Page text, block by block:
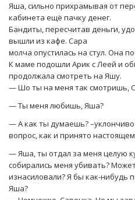
Яша, сильно прихрамывая от
кабинета ещё пачку денег.
Бандиты, пересчитав деньги,
вышли из кафе. Сара
молча опустилась на стул. Она
К маме подошли Арик с Леей и
продолжала смотреть на Яшу.
— Шо ты на меня так смотришь,
— Ты меня любишь, Яша?
— А как ты думаешь?
вопрос, как и принято
— Яша, ты отдал за меня целую
собирались меня убивать?
изнасиловали? Я бы как-нибудь
Яша?